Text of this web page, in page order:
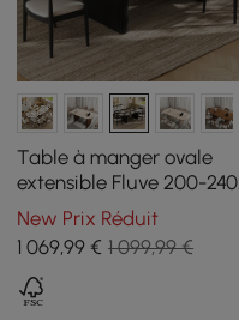
Table à manger ovale
extensible Fluve 200-240
cm noire, pour 6-8
personnes
New Prix Réduit
1 069,99 € 1 099,99 €